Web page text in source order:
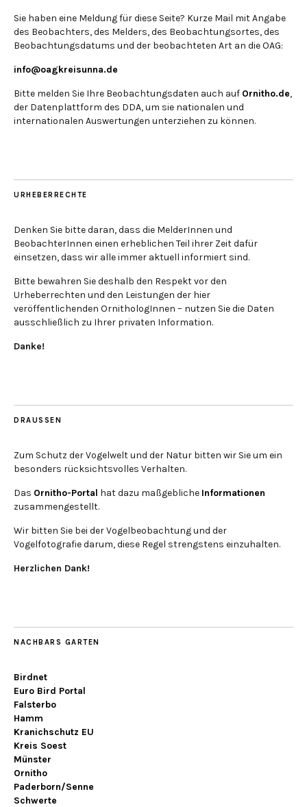
Sie haben eine Meldung für diese Seite? Kurze Mail mit Angabe
des Beobachters, des Melders, des Beobachtungsortes, des
Beobachtungsdatums und der beobachteten Art an die OAG:
info@oagkreisunna.de
Bitte melden Sie Ihre Beobachtungsdaten auch auf Ornitho.de,
der Datenplattform des DDA, um sie nationalen und
internationalen Auswertungen unterziehen zu können.
URHEBERRECHTE
Denken Sie bitte daran, dass die MelderInnen und
BeobachterInnen einen erheblichen Teil ihrer Zeit dafür
einsetzen, dass wir alle immer aktuell informiert sind.
Bitte bewahren Sie deshalb den Respekt vor den
Urheberrechten und den Leistungen der hier
veröffentlichenden OrnithologInnen – nutzen Sie die Daten
ausschließlich zu Ihrer privaten Information.
Danke!
DRAUSSEN
Zum Schutz der Vogelwelt und der Natur bitten wir Sie um ein
besonders rücksichtsvolles Verhalten.
Das Ornitho-Portal hat dazu maßgebliche Informationen
zusammengestellt.
Wir bitten Sie bei der Vogelbeobachtung und der
Vogelfotografie darum, diese Regel strengstens einzuhalten.
Herzlichen Dank!
NACHBARS GARTEN
Birdnet
Euro Bird Portal
Falsterbo
Hamm
Kranichschutz EU
Kreis Soest
Münster
Ornitho
Paderborn/Senne
Schwerte